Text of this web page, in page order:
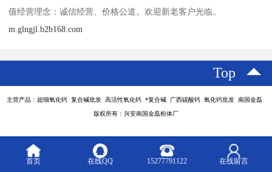
值经营理念：诚信经营、价格公道。欢迎新老客户光临。
m.glngjl.b2b168.com
Top
主营产品：超细氧化钙 复合碱批发 高活性氧化钙 *复合碱 广西碳酸钙 氧化钙批发 南国金磊
版权所有：兴安南国金磊粉体厂
首页 在线QQ 15277791122 在线留言